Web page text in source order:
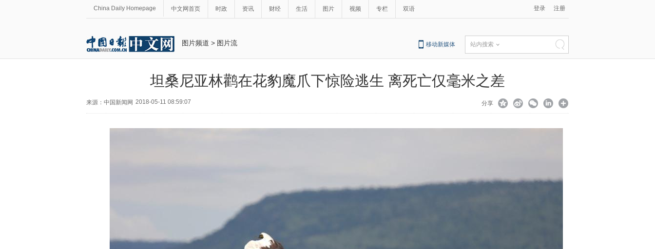
China Daily Homepage 中文网首页 时政 资讯 财经 生活 图片 视频 专栏 双语 登录 注册
图片频道 > 图片流 移动新媒体 站内搜索
坦桑尼亚林鹳在花豹魔爪下惊险逃生 离死亡仅毫米之差
来源：中国新闻网 2018-05-11 08:59:07 分享